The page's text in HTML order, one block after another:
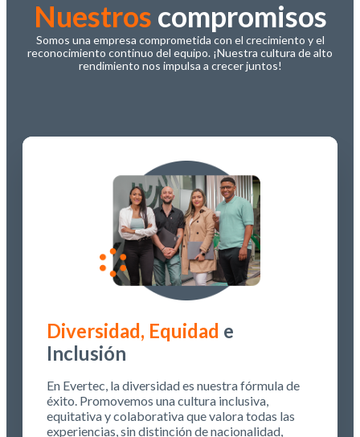
Nuestros compromisos
Somos una empresa comprometida con el crecimiento y el
reconocimiento continuo del equipo. ¡Nuestra cultura de alto
rendimiento nos impulsa a crecer juntos!
Diversidad, Equidad e
Inclusión
En Evertec, la diversidad es nuestra fórmula de
éxito. Promovemos una cultura inclusiva,
equitativa y colaborativa que valora todas las
experiencias, sin distinción de nacionalidad,